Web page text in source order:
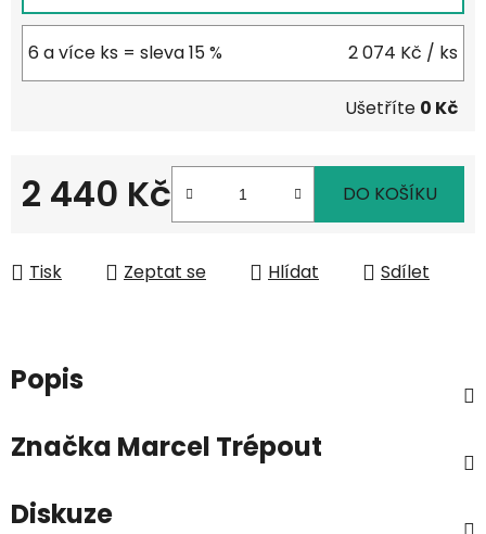
6 a více ks = sleva 15 % 2 074 Kč / ks
Ušetříte 0 Kč
2 440 Kč DO KOŠÍKU
Tisk Zeptat se Hlídat Sdílet
Popis
Značka Marcel Trépout
Diskuze